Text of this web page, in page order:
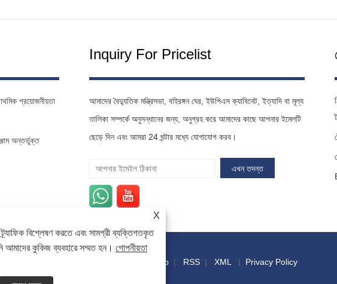
প্রয়োজনীয়তা
অন্তর্ভুক্ত
Inquiry For Pricelist
আমাদের বৈদ্যুতিক মন্ত্রিসভা, বহিরঙ্গন ঘের, ইউপিএস ক্যাবিনেট, ইত্যাদি বা মূল্য
তালিকা সম্পর্কে অনুসন্ধানের জন্য, অনুগ্রহ করে আমাদের কাছে আপনার ইমেলটি
ছেড়ে দিন এবং আমরা 24 ঘন্টার মধ্যে যোগাযোগ করব।
Sitemap | RSS | XML | Privacy Policy
X
বিশ্লেষণ করতে এবং সামগ্রী ব্যক্তিগতকৃত
আমাদের কুকিজ ব্যবহারে সম্মত হন। গোপনীয়তা